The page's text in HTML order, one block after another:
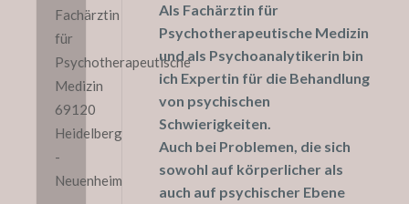
Fachärztin
für
Psychotherapeutische
Medizin
69120
Heidelberg
-
Neuenheim
Als Fachärztin für
Psychotherapeutische Medizin
und als Psychoanalytikerin bin
ich Expertin für die Behandlung
von psychischen
Schwierigkeiten.
Auch bei Problemen, die sich
sowohl auf körperlicher als
auch auf psychischer Ebene